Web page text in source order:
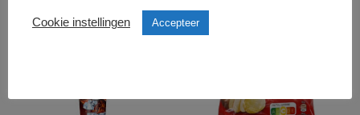
Cookie instellingen Accepteer